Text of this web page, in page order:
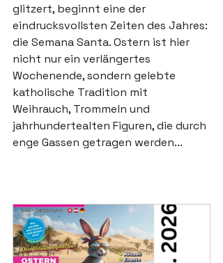
glitzert, beginnt eine der
eindrucksvollsten Zeiten des Jahres:
die Semana Santa. Ostern ist hier
nicht nur ein verlängertes
Wochenende, sondern gelebte
katholische Tradition mit
Weihrauch, Trommeln und
jahrhundertealten Figuren, die durch
enge Gassen getragen werden...